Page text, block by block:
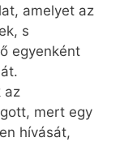
amelyet az
s
egyenként
az
mert egy
hívását,